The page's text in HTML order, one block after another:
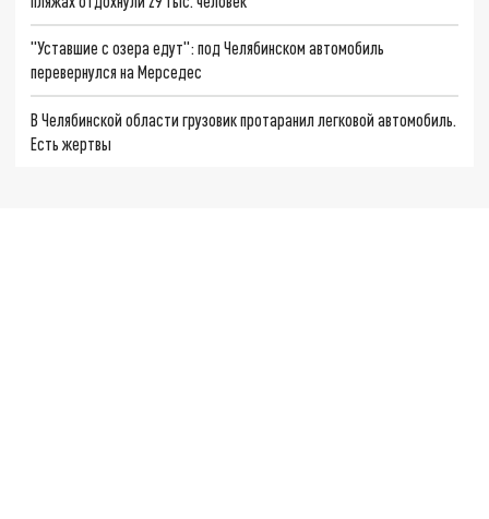
"Уставшие с озера едут": под Челябинском автомобиль
перевернулся на Мерседес
В Челябинской области грузовик протаранил легковой автомобиль.
Есть жертвы